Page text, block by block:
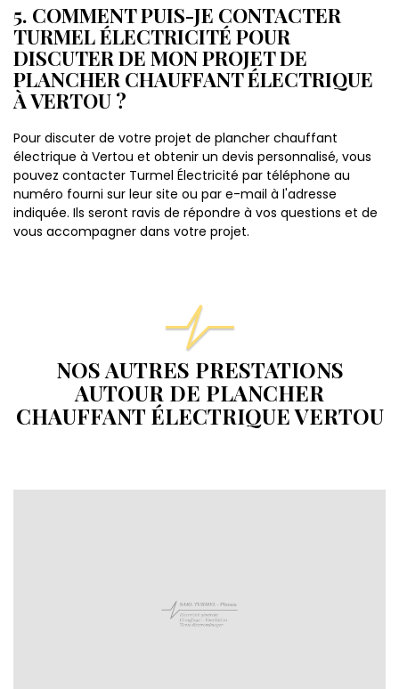
5. COMMENT PUIS-JE CONTACTER
TURMEL ÉLECTRICITÉ POUR
DISCUTER DE MON PROJET DE
PLANCHER CHAUFFANT ÉLECTRIQUE
À VERTOU ?
Pour discuter de votre projet de plancher chauffant
électrique à Vertou et obtenir un devis personnalisé, vous
pouvez contacter Turmel Électricité par téléphone au
numéro fourni sur leur site ou par e-mail à l'adresse
indiquée. Ils seront ravis de répondre à vos questions et de
vous accompagner dans votre projet.
NOS AUTRES PRESTATIONS
AUTOUR DE PLANCHER
CHAUFFANT ÉLECTRIQUE VERTOU